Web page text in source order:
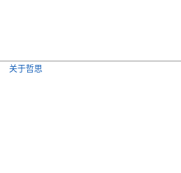
关于哲思